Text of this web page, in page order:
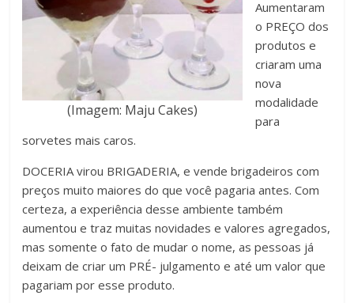
(Imagem: Maju Cakes)
Aumentaram
o PREÇO dos
produtos e
criaram uma
nova
modalidade
para
sorvetes mais caros.
DOCERIA virou BRIGADERIA, e vende brigadeiros com
preços muito maiores do que você pagaria antes. Com
certeza, a experiência desse ambiente também
aumentou e traz muitas novidades e valores agregados,
mas somente o fato de mudar o nome, as pessoas já
deixam de criar um PRÉ- julgamento e até um valor que
pagariam por esse produto.